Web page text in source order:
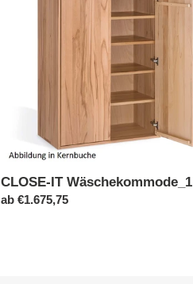
Wäschekommode_1
CLOSE-IT Wäschekommode_1
Normaler
ab €1.675,75